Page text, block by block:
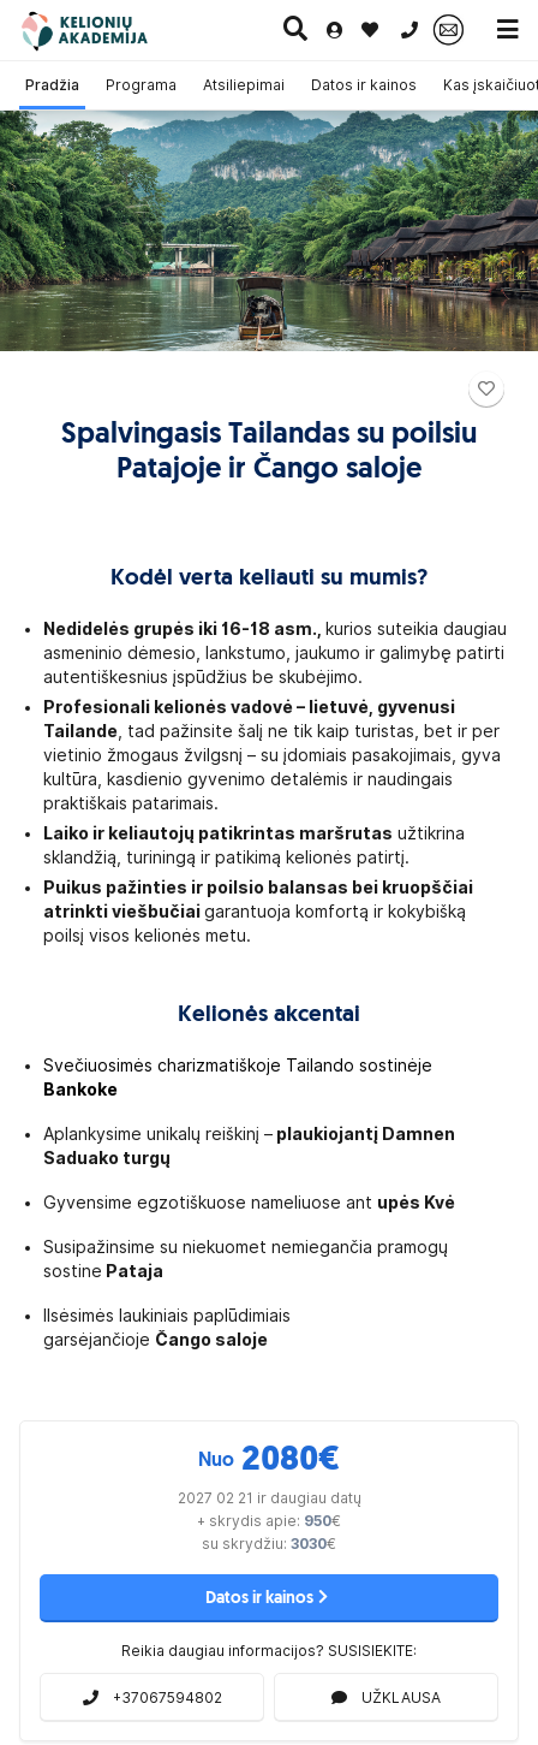
0 700 11007
Paskutinė
minutė
Pažintinės
kelionės
Egzotinės
kelionės
Kruizai
Spalvingasis Tailandas su poilsiu
Patajoje ir Čango saloje
Pradžia Programa Atsiliepimai Datos ir kainos Kas
Kodėl verta keliauti su mumis?
Nedidelės grupės iki 16-18 asm.,
kurios suteikia daugiau
asmeninio dėmesio, lankstumo, jaukumo ir galimybę patirti
autentiškesnius įspūdžius be skubėjimo.
Profesionali kelionės vadovė – lietuvė, gyvenusi
Tailande , tad pažinsite šalį ne tik kaip turistas, bet ir per
vietinio žmogaus žvilgsnį – su įdomiais pasakojimais, gyva
kultūra, kasdienio gyvenimo detalėmis ir naudingais
praktiškais patarimais.
Laiko ir keliautojų patikrintas maršrutas užtikrina
sklandžią, turiningą ir patikimą kelionės patirtį.
Puikus pažinties ir poilsio balansas bei kruopščiai
atrinkti viešbučiaigarantuoja komfortą ir kokybišką
poilsį visos kelionės metu.
Kelionės akcentai
Svečiuosimės charizmatiškoje Tailando sostinėje
Bankoke
Aplankysime unikalų reiškinį – plaukiojantį Damnen
Saduako turgų
Gyvensime egzotiškuose nameliuose ant upės Kvė
Susipažinsime su niekuomet nemiegančia pramogų
sostine Pataja
Ilsėsimės laukiniais paplūdimiais
garsėjančioje Čango saloje
Nuo 2080€
2027 02 21 ir daugiau datų
+ skrydis apie: 950€
su skrydžiu: 3030€
Datos ir kainos
Reikia daugiau informacijos? SUSISIEKITE:
+37067594802 UŽKLAUSA